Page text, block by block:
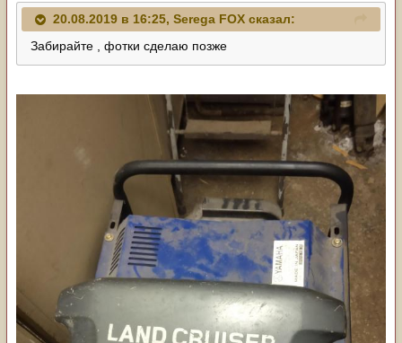
20.08.2019 в 16:25, Serega FOX сказал:
Забирайте , фотки сделаю позже